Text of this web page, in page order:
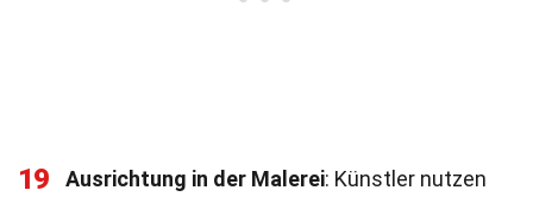
19 Ausrichtung in der Malerei: Künstler nutzen